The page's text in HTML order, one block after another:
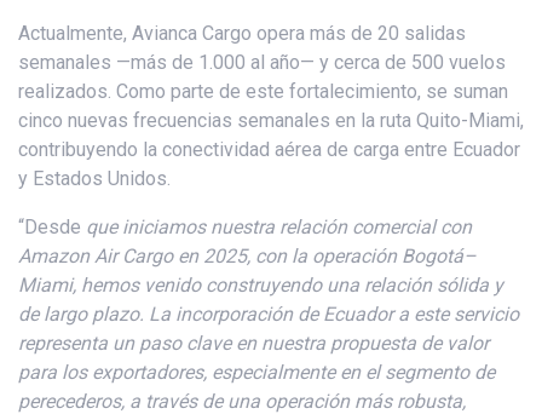
Actualmente, Avianca Cargo opera más de 20 salidas
semanales —más de 1.000 al año— y cerca de 500 vuelos
realizados. Como parte de este fortalecimiento, se suman
cinco nuevas frecuencias semanales en la ruta Quito-Miami,
contribuyendo la conectividad aérea de carga entre Ecuador
y Estados Unidos.
“Desde que iniciamos nuestra relación comercial con
Amazon Air Cargo en 2025, con la operación Bogotá–
Miami, hemos venido construyendo una relación sólida y
de largo plazo. La incorporación de Ecuador a este servicio
representa un paso clave en nuestra propuesta de valor
para los exportadores, especialmente en el segmento de
perecederos, a través de una operación más robusta,